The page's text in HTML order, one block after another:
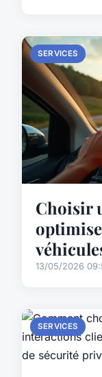
SERVICES
Choisir
13/05/2026
SERVICES